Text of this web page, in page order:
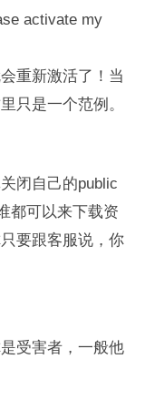
activate my
重新激活了！当
只是一个范例。
闭自己的public
都可以来下载资
要跟客服说，你
受害者，一般他